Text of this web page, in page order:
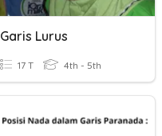
Garis Lurus
17 T 4th - 5th